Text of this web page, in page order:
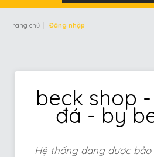
Trang chủ Đăng nhập
beck shop
đá - by
Hệ thống đang được